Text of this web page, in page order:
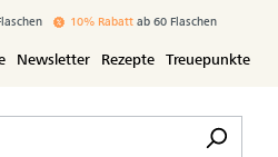
10% Rabattab 60 Flaschen
Newsletter Rezepte Treuepunkte